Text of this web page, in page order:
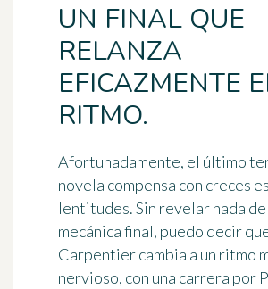
UN FINAL QUE
RELANZA
EFICAZMENTE
RITMO.
Afortunadamente, el último
novela compensa con creces
lentitudes. Sin revelar nada de
mecánica final, puedo decir
Carpentier cambia a un ritmo
nervioso, con una carrera por